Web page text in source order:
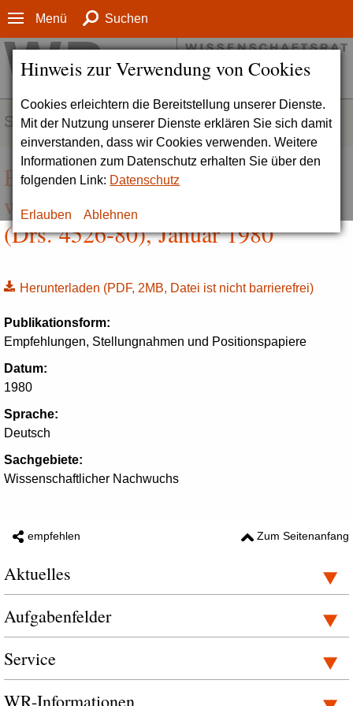
Hinweis zur Verwendung von Cookies
Cookies erleichtern die Bereitstellung unserer Dienste.
Mit der Nutzung unserer Dienste erklären Sie sich damit
einverstanden, dass wir Cookies verwenden. Weitere
Informationen zum Datenschutz erhalten Sie über den
folgenden Link: Datenschutz
Erlauben Ablehnen
Menü Suchen
SERVICE
Empfehlung zur Förderung des
wissenschaftlichen Nachwuchses
(Drs. 4526-80), Januar 1980
Herunterladen (PDF, 2MB, Datei ist nicht barrierefrei)
Publikationsform:
Empfehlungen, Stellungnahmen und Positionspapiere
Datum:
1980
Sprache:
Deutsch
Sachgebiete:
Wissenschaftlicher Nachwuchs
empfehlen Zum Seitenanfang
Aktuelles
Aufgabenfelder
Service
WR-Informationen